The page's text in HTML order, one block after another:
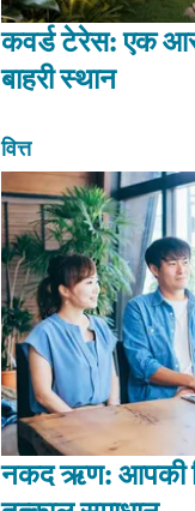
कवर्ड टेरेस: एक
बाहरी स्थान
वित्त
नकद ऋण: आपकी